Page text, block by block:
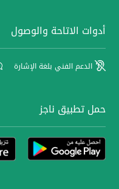
أدوات الاتاحة والوصول
الدعم الفني بلغة الإشارة
حمل تطبيق ناجز